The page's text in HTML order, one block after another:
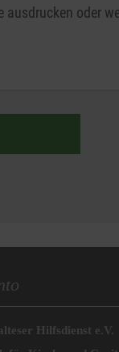
ausdrucken oder
Hilfsdienst e.V.